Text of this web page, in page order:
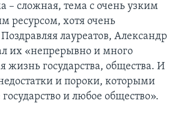
– сложная, тема с очень узким
ресурсом, хотя очень
лауреатов, Александр
их «непрерывно и много
жизнь государства, общества. И
и пороки, которыми
и любое общество».